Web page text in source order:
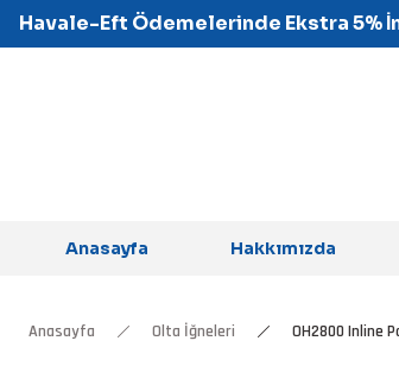
Havale-Eft Ödemelerinde Ekstra 5%
Anasayfa Hakkımızda
Anasayfa Olta İğneleri OH2800 Inline